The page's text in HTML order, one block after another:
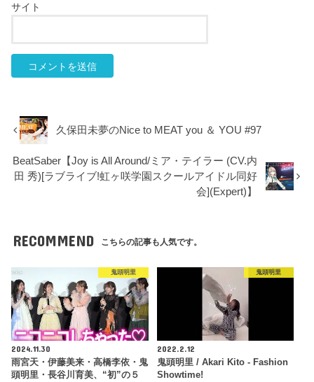
サイト
久保田未夢のNice to MEAT you ＆ YOU #97
BeatSaber【Joy is All Around/ミア・テイラー (CV.内
田 秀)[ラブライブ!虹ヶ咲学園スクールアイドル同好
会](Expert)】
RECOMMEND こちらの記事も人気です。
鬼頭明里
2024.11.30
雨宮天・伊藤美来・高橋李依・鬼
頭明里・長谷川育美、“初”の５
鬼頭明里
2022.2.12
鬼頭明里 / Akari Kito - Fashion
Showtime!